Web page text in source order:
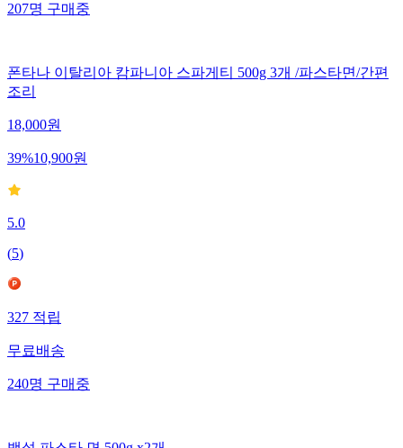
207명구매중
폰타나 이탈리아 캄파니아 스파게티 500g 3개 /파스타면/간편
조리
18,000원
39%10,900원
5.0
(5)
327적립
무료배송
240명구매중